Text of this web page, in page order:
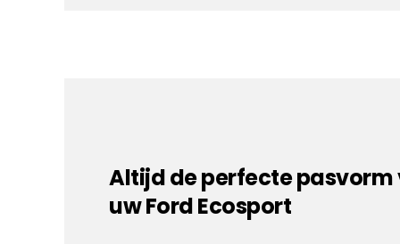
Altijd de perfecte pasvorm
uw Ford Ecosport